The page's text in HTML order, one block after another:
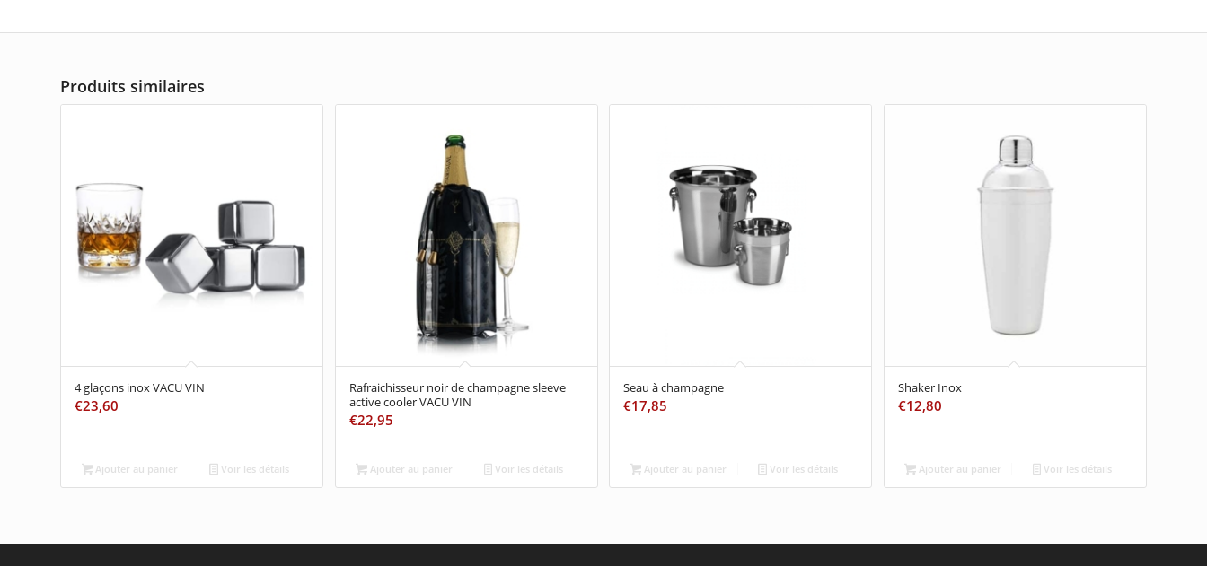
Produits similaires
4 glaçons inox VACU VIN
€23,60
Ajouter au panier Voir les détails
Rafraichisseur noir de champagne sleeve
active cooler VACU VIN
€22,95
Ajouter au panier Voir les détails
Seau à champagne
€17,85
Ajouter au panier Voir les détails
Shaker Inox
€12,80
Ajouter au panier Voir les détails